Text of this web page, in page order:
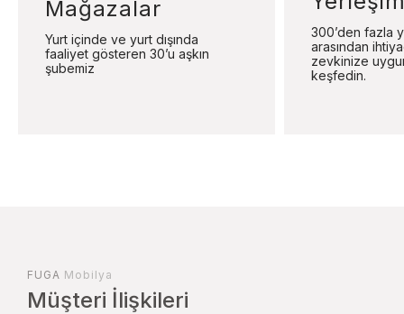
Mağazalar
Yurt içinde ve yurt dışında
faaliyet gösteren 30’u aşkın
şubemiz
300’den fazla
arasından
zevkinize
keşfedin.
FUGA Mobilya
Müşteri İlişkileri